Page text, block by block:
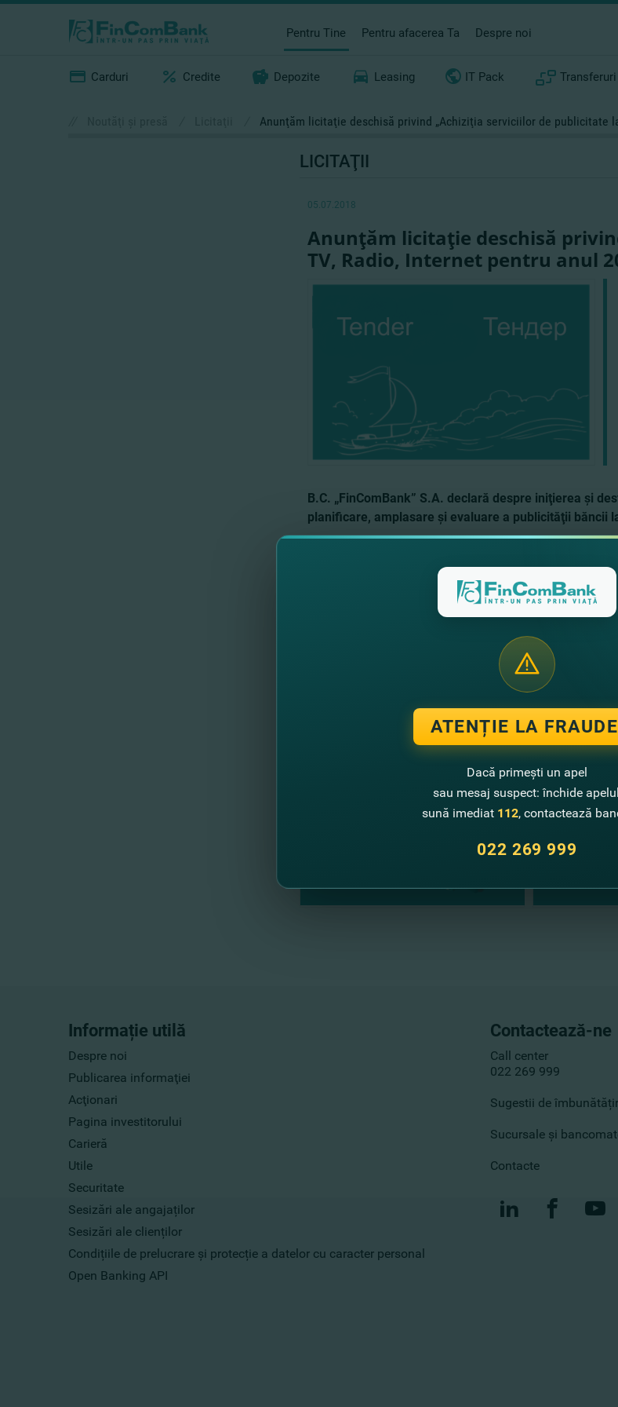
Pentru Tine Pentru afacerea Ta Despre noi
Carduri Credite Depozite Leasing IT Pack Transferuri
Anunţăm licitaţie deschisă privind „Achiziţia serviciilor de publicitate
LICITAŢII
05.07.2018
Anunţăm licitaţie deschisă
TV, Radio, Internet pentru anul
B.C. „FinComBank” S.A. declară despre iniţierea şi
planificare, amplasare şi evaluare a publicităţii băncii
Caietul de sarcini îl găsiţi aici:
Locul depunerii documentelor de calificare şi a ofertei:
Data limită de depunere a documentelor de calificare
Alte noutăţi
Informație utilă
Despre noi
Publicarea informaţiei
Acţionari
Pagina investitorului
Carieră
Utile
Securitate
Sesizări ale angajaților
Sesizări ale clienților
Condițiile de prelucrare și protecție a datelor cu caracter personal
Open Banking API
Contactează-ne
Call center
022 269 999
Sugestii de
Sucursale și
Contacte
ATENȚIE LA
Dacă primești un apel
sau mesaj suspect: închide
sună imediat 112, contactează
022 269 999